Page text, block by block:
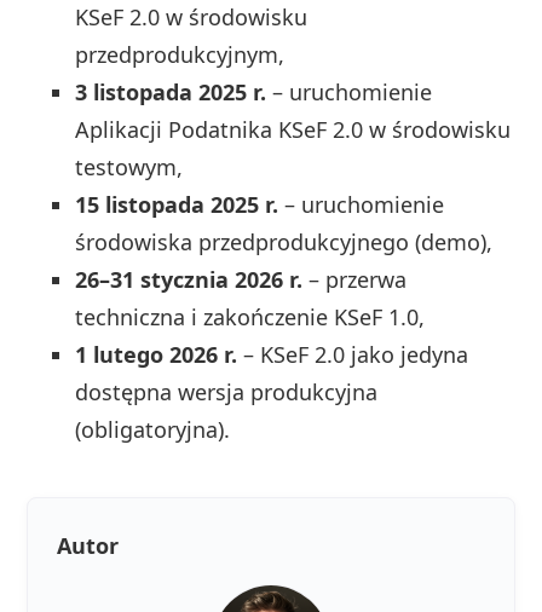
KSeF 2.0 w środowisku
przedprodukcyjnym,
3 listopada 2025 r. – uruchomienie
Aplikacji Podatnika KSeF 2.0 w środowisku
testowym,
15 listopada 2025 r. – uruchomienie
środowiska przedprodukcyjnego (demo),
26–31 stycznia 2026 r. – przerwa
techniczna i zakończenie KSeF 1.0,
1 lutego 2026 r. – KSeF 2.0 jako jedyna
dostępna wersja produkcyjna
(obligatoryjna).
Autor